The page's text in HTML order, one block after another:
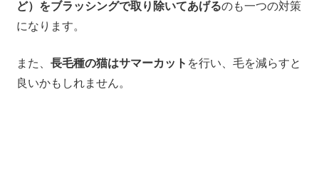
ど）をブラッシングで取り除いてあげるのも一つの対策
になります。
また、 長毛種の猫はサマーカット を行い、毛を減らすと
良いかもしれません。